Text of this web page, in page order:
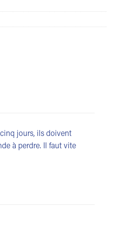
cinq jours, ils doivent
à perdre. Il faut vite